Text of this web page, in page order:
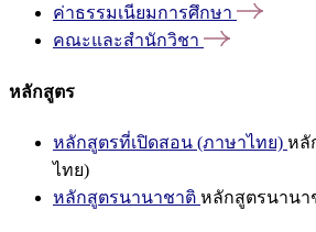
ค่าธรรมเนียมการศึกษา
คณะและสำนักวิชา
หลักสูตร
หลักสูตรที่เปิดสอน (ภาษาไทย) หลั
ไทย)
หลักสูตรนานาชาติ หลักสูตรนานา